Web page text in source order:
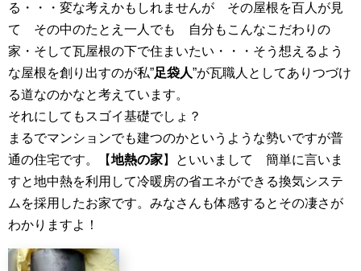
る・・・変な考えかもしれませんが その屋根を百人が見
て その中のたとえ一人でも 自分もこんなこだわりの
家・そして瓦屋根の下で住まいたい・・・そう想えるよう
な屋根を創り出すのが私”足袋人”が瓦職人としてありつづけ
る道なのかなと考えています。
それにしてもスゴイ基礎でしょ？
まるでマンションでも建つのかというような勢いですが普
通の住宅です。【地熱の家】といいまして 簡単に言いま
すと地中熱を利用して冷暖房の省エネができる換気システ
ムを採用したお家です。みなさんも体感するとその凄さが
わかりますよ！